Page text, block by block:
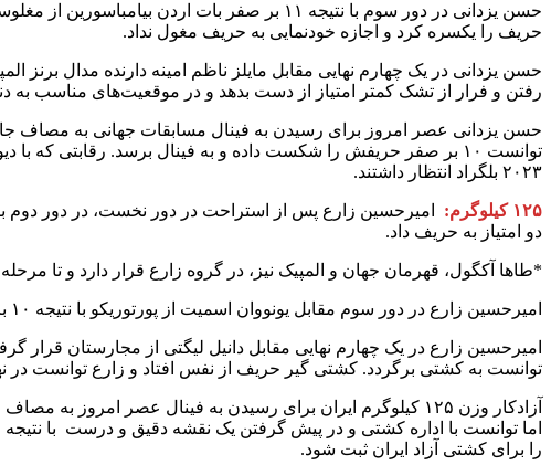
حسن یزدانی در دور سوم با نتیجه ۱۱ بر صفر
حريف را يكسره كرد و اجازه خودنمايى به حريف مغول نداد.
حسن یزدانی در یک چهارم نهایی مقابل مایلز ناظم امینه دارنده مدال
رفتن و فرار از تشک کمتر امتیاز از دست بدهد و در موقعیت‌های مناسب به دنبال کسب امتیاز بود. در
حسن یزدانی عصر امروز برای رسیدن به فینال مسابقات جهانی به مصاف
توانست ۱۰ بر صفر حریفش را شکست داده و به فینال برسد. رقابتی
۲۰۲۳ بلگراد انتظار داشتند.
۱۲۵ کیلوگرم:
دو امتياز به حريف داد.
*طاها آکگول، قهرمان جهان و المپیک نیز، در گروه زارع قرار دارد و تا
امیرحسین زارع در دور سوم مقابل یونووان اسمیت از پورتوریکو با نتیجه ۱۰ بر صفر به پیروزی رسید و به مرحله یک چهارم نهایی راه یافت.
توانست به کشتی برگردد. کشتی گیر حریف از نفس افتاد و زارع توانست در نهایت ۱۱ بر ۴ به برتری دست
آزادکار وزن ۱۲۵ کیلوگرم ایران برای رسیدن به فینال عصر
را برای کشتی آزاد ایران ثبت شود.